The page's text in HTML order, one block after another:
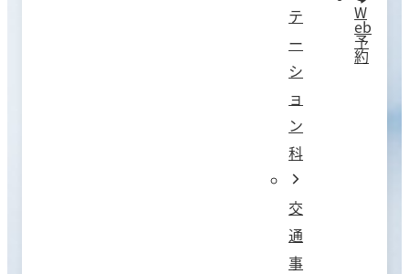
テ
ー
シ
ョ
ン
科
交
通
事
W
eb
予
約